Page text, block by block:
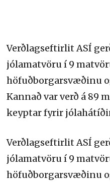
Verðlagseftirlit ASÍ
jólamatvöru í 9
höfuðborgarsvæðinu
Kannað var verð á 89
keyptar fyrir
Verðlagseftirlit ASÍ
jólamatvöru í 9
höfuðborgarsvæðinu